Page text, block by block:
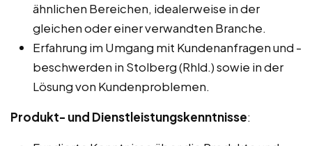
ähnlichen Bereichen, idealerweise in der
gleichen oder einer verwandten Branche.
Erfahrung im Umgang mit Kundenanfragen und -
beschwerden in Stolberg (Rhld.) sowie in der
Lösung von Kundenproblemen.
Produkt- und Dienstleistungskenntnisse: